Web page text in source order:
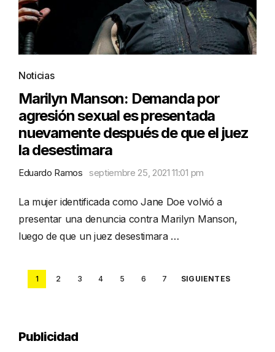
Noticias
Marilyn Manson: Demanda por
agresión sexual es presentada
nuevamente después de que el juez
la desestimara
Eduardo Ramos septiembre 25, 2021 11:01 pm
La mujer identificada como Jane Doe volvió a
presentar una denuncia contra Marilyn Manson,
luego de que un juez desestimara …
Posts
1 2 3 4 5 6 7 SIGUIENTES
Publicidad